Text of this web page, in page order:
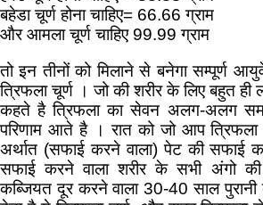
बहेडा चूर्ण होना चाहिए= 66.66 ग्राम
और आमला चूर्ण चाहिए 99.99 ग्राम
तो इन तीनों को मिलाने से बनेगा सम्पूर्ण
त्रिफला चूर्ण । जो की शरीर के लिए बहुत ही
कहते है त्रिफला का सेवन अलग-अलग
परिणाम आते है । रात को जो आप
अर्थात (सफाई करने वाला) पेट की सफाई
सफाई करने वाला शरीर के सभी अंगो
कब्जियत दूर करने वाला 30-40 साल